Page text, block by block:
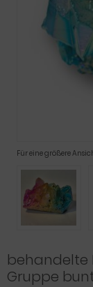
Für eine größere
behandelte
Gruppe